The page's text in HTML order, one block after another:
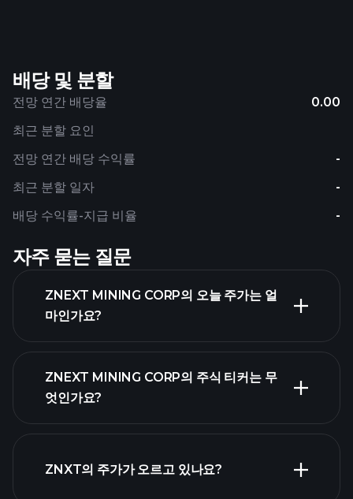
배당 및 분할
전망 연간 배당율 0.00
전망 연간 배당 수익률 -
배당 수익률-지급 비율 -
최근 분할 요인
최근 분할 일자 -
자주 묻는 질문
ZNEXT MINING CORP의 오늘 주가는 얼
마인가요?
ZNEXT MINING CORP의 주식 티커는 무
엇인가요?
ZNXT의 주가가 오르고 있나요?